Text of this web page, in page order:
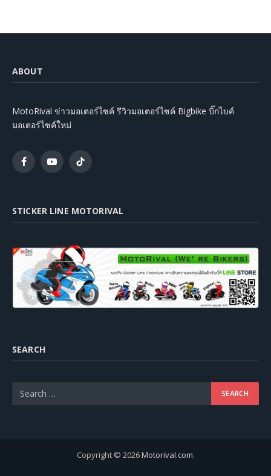
ABOUT
MotoRival ข่าวมอเตอร์ไซค์ รีวิวมอเตอร์ไซค์ Bigbike บิ๊กไบค์
มอเตอร์ไซค์ใหม่
FacebookYouTubeTikTok
STICKER LINE MOTORIVAL
SEARCH
Copyright © 2026Motorival.com.